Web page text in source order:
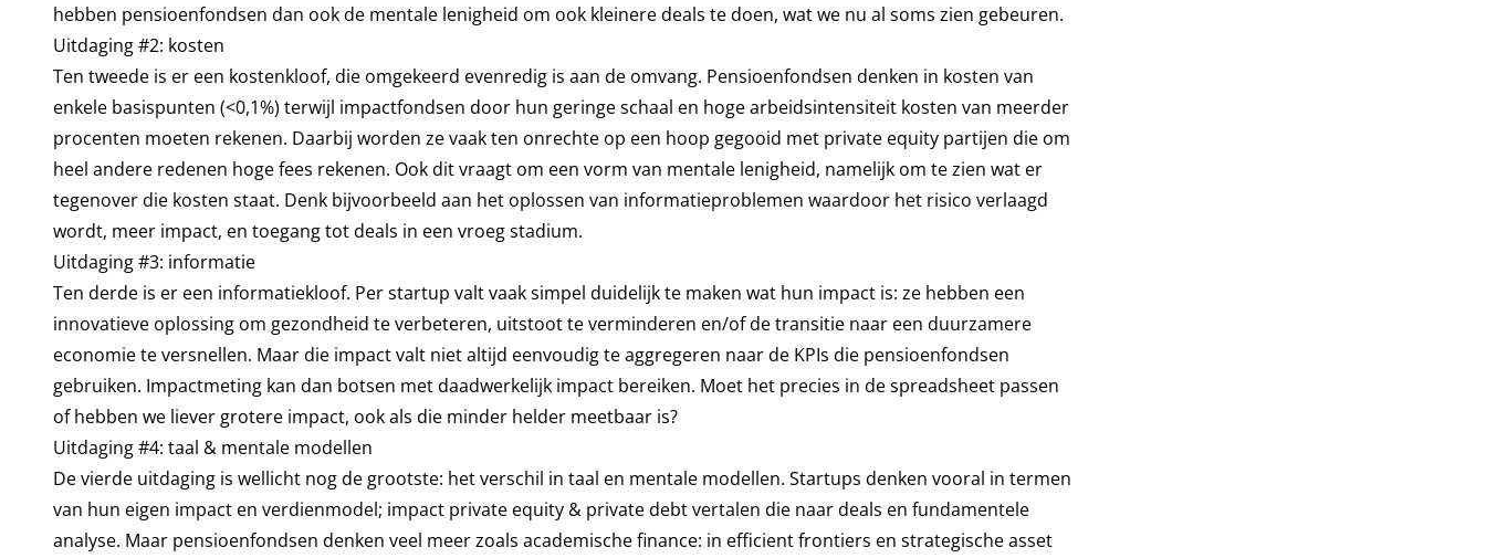
hebben pensioenfondsen dan ook de mentale lenigheid om ook kleinere deals te doen, wat we nu al soms zien gebeuren.
Uitdaging #2: kosten
Ten tweede is er een kostenkloof, die omgekeerd evenredig is aan de omvang. Pensioenfondsen denken in kosten van
enkele basispunten (<0,1%) terwijl impactfondsen door hun geringe schaal en hoge arbeidsintensiteit kosten van meerder
procenten moeten rekenen. Daarbij worden ze vaak ten onrechte op een hoop gegooid met private equity partijen die om
heel andere redenen hoge fees rekenen. Ook dit vraagt om een vorm van mentale lenigheid, namelijk om te zien wat er
tegenover die kosten staat. Denk bijvoorbeeld aan het oplossen van informatieproblemen waardoor het risico verlaagd
wordt, meer impact, en toegang tot deals in een vroeg stadium.
Uitdaging #3: informatie
Ten derde is er een informatiekloof. Per startup valt vaak simpel duidelijk te maken wat hun impact is: ze hebben een
innovatieve oplossing om gezondheid te verbeteren, uitstoot te verminderen en/of de transitie naar een duurzamere
economie te versnellen. Maar die impact valt niet altijd eenvoudig te aggregeren naar de KPIs die pensioenfondsen
gebruiken. Impactmeting kan dan botsen met daadwerkelijk impact bereiken. Moet het precies in de spreadsheet passen
of hebben we liever grotere impact, ook als die minder helder meetbaar is?
Uitdaging #4: taal & mentale modellen
De vierde uitdaging is wellicht nog de grootste: het verschil in taal en mentale modellen. Startups denken vooral in termen
van hun eigen impact en verdienmodel; impact private equity & private debt vertalen die naar deals en fundamentele
analyse. Maar pensioenfondsen denken veel meer zoals academische finance: in efficient frontiers en strategische asset